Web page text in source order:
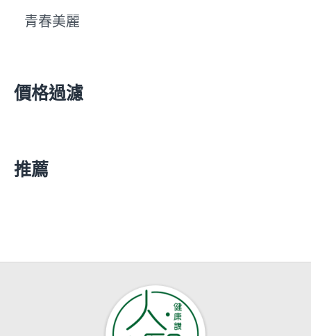
青春美麗
價格過濾
推薦